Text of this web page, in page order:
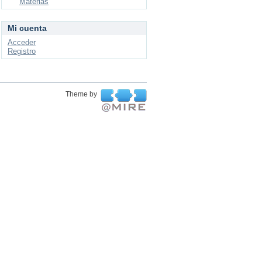
Mi cuenta
Acceder
Registro
Theme by